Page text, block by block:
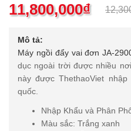
11,800,000₫
Mô tả:
Máy ngồi đẩy vai đơn JA-
dục ngoài trời được nhiều
này được ThethaoViet
quốc.
Nhập Khẩu và Phân
Màu sắc: Trắng xanh